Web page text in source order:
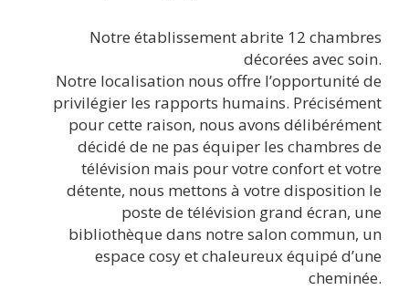
Notre établissement abrite 12 chambres
décorées avec soin.
Notre localisation nous offre l’opportunité de
privilégier les rapports humains. Précisément
pour cette raison, nous avons délibérément
décidé de ne pas équiper les chambres de
télévision mais pour votre confort et votre
détente, nous mettons à votre disposition le
poste de télévision grand écran, une
bibliothèque dans notre salon commun, un
espace cosy et chaleureux équipé d’une
cheminée.